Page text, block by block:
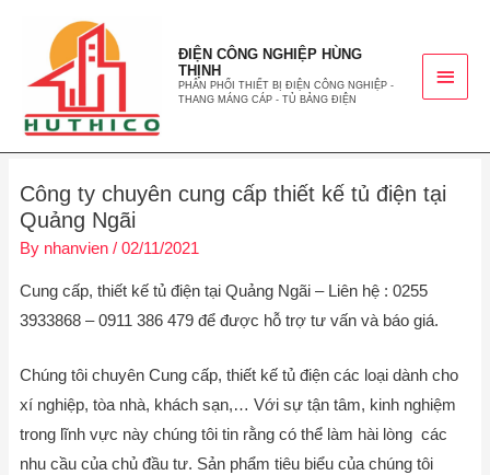
ĐIỆN CÔNG NGHIỆP HÙNG
THỊNH
PHÂN PHỐI THIẾT BỊ ĐIỆN CÔNG NGHIỆP -
THANG MÁNG CÁP - TỦ BẢNG ĐIỆN
Công ty chuyên cung cấp thiết kế tủ điện tại
Quảng Ngãi
By nhanvien / 02/11/2021
Cung cấp, thiết kế tủ điện tại Quảng Ngãi – Liên hệ : 0255
3933868 – 0911 386 479 để được hỗ trợ tư vấn và báo giá.
Chúng tôi chuyên Cung cấp, thiết kế tủ điện các loại dành cho
xí nghiệp, tòa nhà, khách sạn,… Với sự tận tâm, kinh nghiệm
trong lĩnh vực này chúng tôi tin rằng có thể làm hài lòng các
nhu cầu của chủ đầu tư. Sản phẩm tiêu biểu của chúng tôi